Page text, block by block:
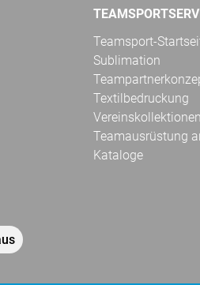
Teamsport-
Sublimation
Textilbedruckung
Vereinskollektionen
Teamausrüstung
Kataloge